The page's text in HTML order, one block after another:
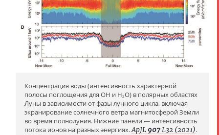
Концентрация воды (интенсивность характерной
полосы поглощения для OH и H2O) в полярных областях
Луны в зависимости от фазы лунного цикла, включая
экранирование солнечного ветра магнитосферой Земли
во время полнолуния. Нижние панели — интенсивность
потока ионов на разных энергиях.ApJL 907L32 (2021).